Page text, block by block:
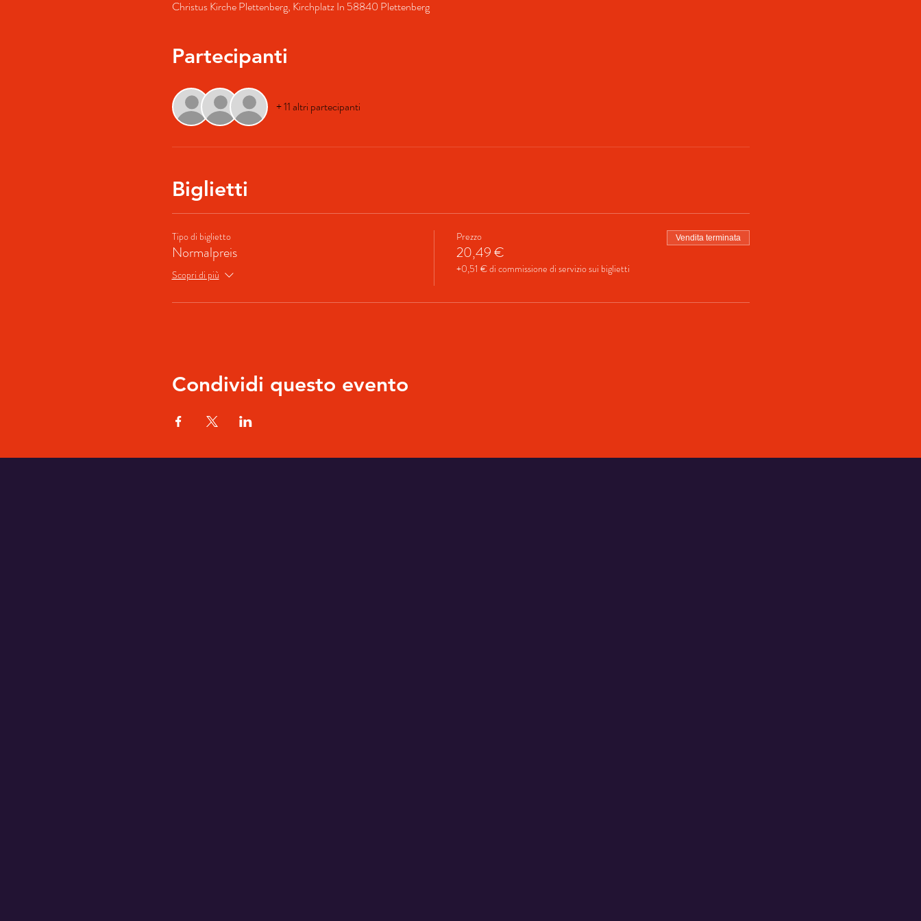
Christus Kirche Plettenberg, Kirchplatz In 58840 Plettenberg
Partecipanti
+ 11 altri partecipanti
Biglietti
Tipo di biglietto
Normalpreis
Scopri di più
Prezzo
20,49 €
+0,51 € di commissione di servizio sui biglietti
Vendita terminata
Condividi questo evento